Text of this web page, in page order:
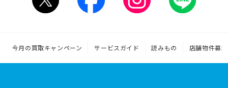
今月の買取キャンペーン サービスガイド 読みもの 店舗物件募集